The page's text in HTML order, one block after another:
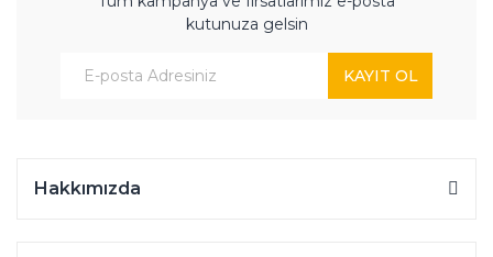
kutunuza gelsin
KAYIT OL
Hakkımızda